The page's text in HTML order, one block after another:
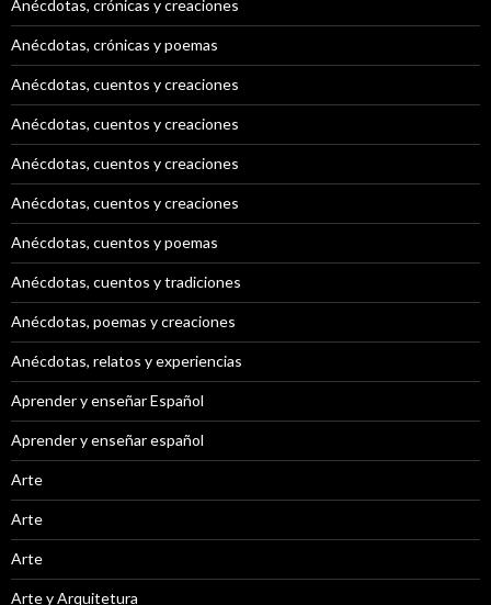
Anécdotas, crónicas y creaciones
Anécdotas, crónicas y poemas
Anécdotas, cuentos y creaciones
Anécdotas, cuentos y creaciones
Anécdotas, cuentos y creaciones
Anécdotas, cuentos y creaciones
Anécdotas, cuentos y poemas
Anécdotas, cuentos y tradiciones
Anécdotas, poemas y creaciones
Anécdotas, relatos y experiencias
Aprender y enseñar Español
Aprender y enseñar español
Arte
Arte
Arte
Arte y Arquitetura